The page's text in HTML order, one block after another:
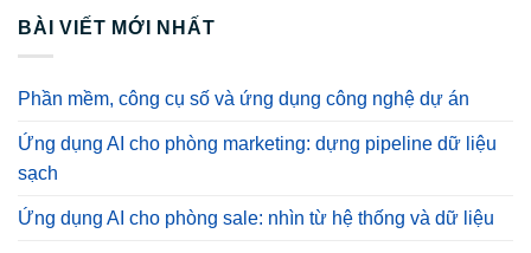
BÀI VIẾT MỚI NHẤT
Phần mềm, công cụ số và ứng dụng công nghệ dự án
Ứng dụng AI cho phòng marketing: dựng pipeline dữ liệu
sạch
Ứng dụng AI cho phòng sale: nhìn từ hệ thống và dữ liệu